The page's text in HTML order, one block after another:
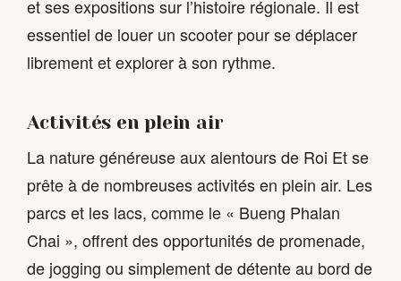
et ses expositions sur l’histoire régionale. Il est
essentiel de louer un scooter pour se déplacer
librement et explorer à son rythme.
Activités en plein air
La nature généreuse aux alentours de Roi Et se
prête à de nombreuses activités en plein air. Les
parcs et les lacs, comme le « Bueng Phalan
Chai », offrent des opportunités de promenade,
de jogging ou simplement de détente au bord de